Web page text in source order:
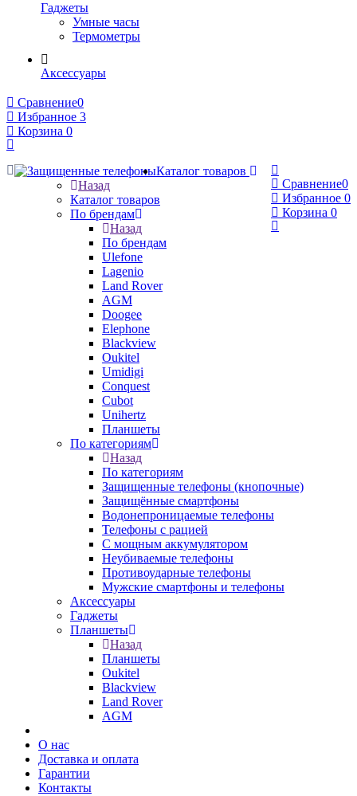
Гаджеты
Умные часы
Термометры
Аксессуары
Сравнение0
Избранное 3
Корзина 0
Сравнение0
Избранное 0
Корзина 0
Каталог товаров
Назад
Каталог товаров
По брендам
Назад
По брендам
Ulefone
Lagenio
Land Rover
AGM
Doogee
Elephone
Blackview
Oukitel
Umidigi
Conquest
Cubot
Unihertz
Планшеты
По категориям
Назад
По категориям
Защищенные телефоны (кнопочные)
Защищённые смартфоны
Водонепроницаемые телефоны
Телефоны с рацией
С мощным аккумулятором
Неубиваемые телефоны
Противоударные телефоны
Мужские смартфоны и телефоны
Аксессуары
Гаджеты
Планшеты
Назад
Планшеты
Oukitel
Blackview
Land Rover
AGM
О нас
Доставка и оплата
Гарантии
Контакты